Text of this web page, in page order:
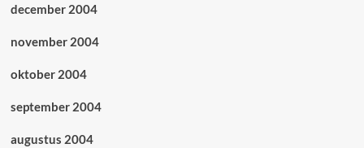
december 2004
november 2004
oktober 2004
september 2004
augustus 2004